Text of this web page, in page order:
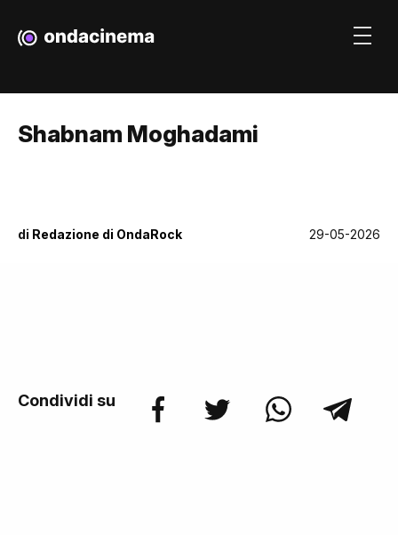
Shabnam Moghadami
di Redazione di OndaRock 29-05-2026
Condividi su